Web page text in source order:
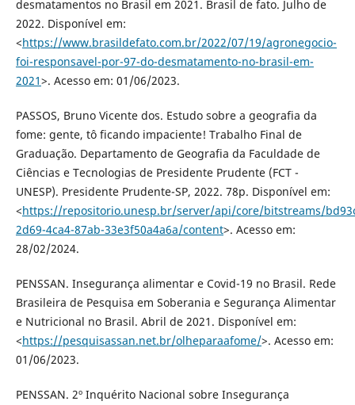
desmatamentos no Brasil em 2021. Brasil de fato. Julho de
2022. Disponível em:
<https://www.brasildefato.com.br/2022/07/19/agronegocio-
foi-responsavel-por-97-do-desmatamento-no-brasil-em-
2021>. Acesso em: 01/06/2023.
PASSOS, Bruno Vicente dos. Estudo sobre a geografia da
fome: gente, tô ficando impaciente! Trabalho Final de
Graduação. Departamento de Geografia da Faculdade de
Ciências e Tecnologias de Presidente Prudente (FCT -
UNESP). Presidente Prudente-SP, 2022. 78p. Disponível em:
<https://repositorio.unesp.br/server/api/core/bitstreams/
2d69-4ca4-87ab-33e3f50a4a6a/content>. Acesso em:
28/02/2024.
PENSSAN. Insegurança alimentar e Covid-19 no Brasil. Rede
Brasileira de Pesquisa em Soberania e Segurança Alimentar
e Nutricional no Brasil. Abril de 2021. Disponível em:
<https://pesquisassan.net.br/olheparaafome/>. Acesso em:
01/06/2023.
PENSSAN. 2º Inquérito Nacional sobre Insegurança